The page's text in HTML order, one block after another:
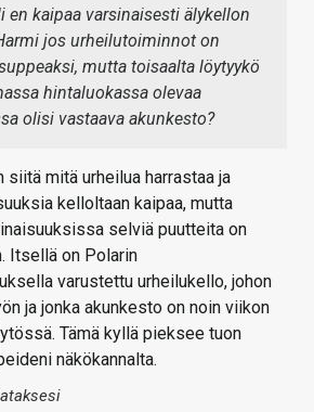
en kaipaa varsinaisesti älykellon
jos urheilutoiminnot on
mutta toisaalta löytyykö
hintaluokassa olevaa
olisi vastaava akunkesto?
siitä mitä urheilua harrastaa ja
kelloltaan kaipaa, mutta
selviä puutteita on
Itsellä on Polarin
varustettu urheilukello, johon
ja jonka akunkesto on noin viikon
Tämä kyllä pieksee tuon
näkökannalta.